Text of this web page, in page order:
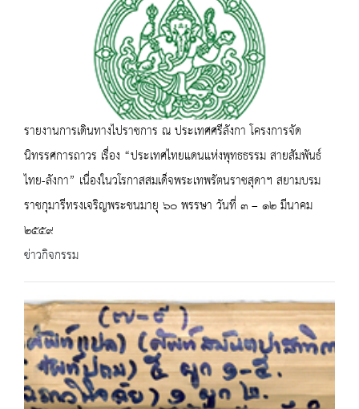
รายงานการเดินทางไปราชการ ณ ประเทศศรีลังกา โครงการจัด
นิทรรศการถาวร เรื่อง “ประเทศไทยแดนแห่งพุทธธรรม สายสัมพันธ์
ไทย-ลังกา” เนื่องในวโรกาสสมเด็จพระเทพรัตนราชสุดาฯ สยามบรม
ราชกุมารีทรงเจริญพระชนมายุ ๖๐ พรรษา วันที่ ๓ – ๑๒ มีนาคม
๒๕๕๙
ข่าวกิจกรรม